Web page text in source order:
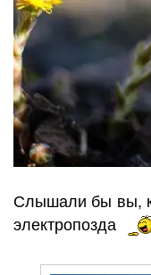
Слышали бы вы,
электропозда